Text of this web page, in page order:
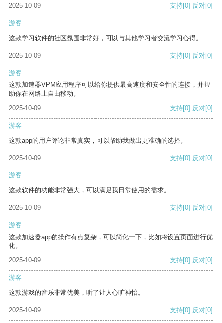
2025-10-09
支持[0] 反对[0]
游客
这款学习软件的社区氛围非常好，可以与其他学习者交流学习心得。
2025-10-09 支持[0] 反对[0]
游客
这款加速器VPM应用程序可以给你提供最高速度和安全性的连接，并帮
助你在网络上自由移动。
2025-10-09
支持[0] 反对[0]
游客
这款app的用户评论非常真实，可以帮助我做出更准确的选择。
2025-10-09 支持[0] 反对[0]
游客
这款软件的功能非常强大，可以满足我日常使用的需求。
2025-10-09 支持[0] 反对[0]
游客
这款加速器app的操作有点复杂，可以简化一下，比如将设置页面进行优
化。
2025-10-09
支持[0] 反对[0]
游客
这款游戏的音乐非常优美，听了让人心旷神怡。
2025-10-09 支持[0] 反对[0]